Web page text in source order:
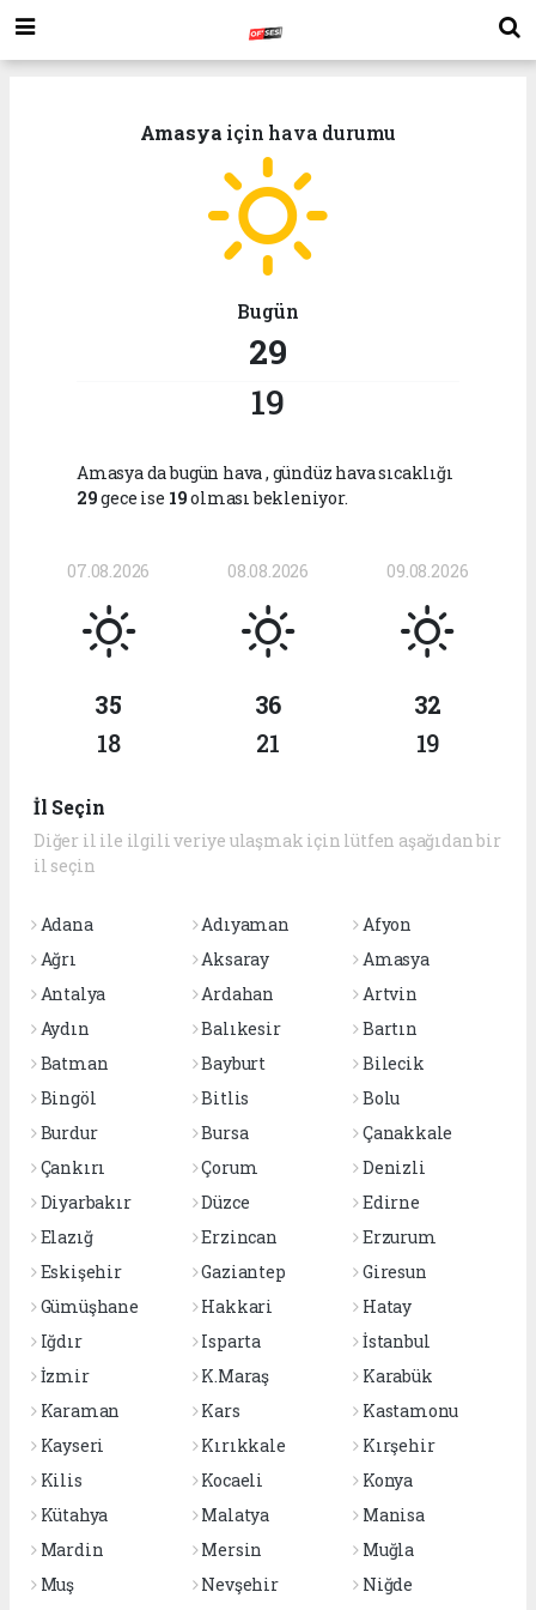
Amasya için hava durumu
Bugün
29
19
Amasya da bugün hava, gündüz hava sıcaklığı
29gece ise 19olması bekleniyor.
07.08.2026
35
18
08.08.2026
36
21
09.08.2026
32
19
İl Seçin
Diğer il ile ilgili veriye ulaşmak için lütfen aşağıdan bir
il seçin
Adana Adıyaman
Afyon
Ağrı
Aksaray
Amasya
Antalya
Ardahan
Artvin
Aydın
Balıkesir
Bartın
Batman
Bayburt
Bilecik
Bingöl
Bitlis
Bolu
Burdur
Bursa
Çanakkale
Çankırı
Çorum
Denizli
Diyarbakır
Düzce
Edirne
Elazığ
Erzincan
Erzurum
Eskişehir
Gaziantep
Giresun
Gümüşhane
Hakkari
Hatay
Iğdır
Isparta
İstanbul
İzmir
K.Maraş
Karabük
Karaman
Kars
Kastamonu
Kayseri
Kırıkkale
Kırşehir
Kilis
Kocaeli
Konya
Kütahya
Malatya
Manisa
Mardin
Mersin
Muğla
Muş
Nevşehir
Niğde